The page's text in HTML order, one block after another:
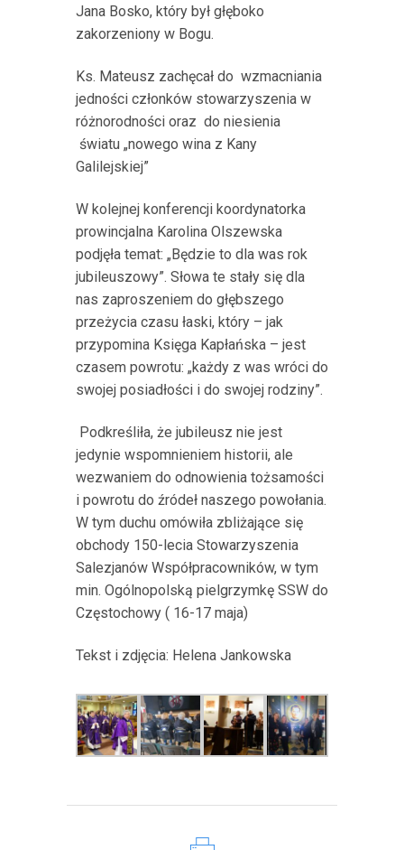
Jana Bosko, który był głęboko
zakorzeniony w Bogu.
Ks. Mateusz zachęcał do wzmacniania
jedności członków stowarzyszenia w
różnorodności oraz do niesienia
światu „nowego wina z Kany
Galilejskiej”
W kolejnej konferencji koordynatorka
prowincjalna Karolina Olszewska
podjęła temat: „Będzie to dla was rok
jubileuszowy”. Słowa te stały się dla
nas zaproszeniem do głębszego
przeżycia czasu łaski, który – jak
przypomina Księga Kapłańska – jest
czasem powrotu: „każdy z was wróci do
swojej posiadłości i do swojej rodziny”.
Podkreśliła, że jubileusz nie jest
jedynie wspomnieniem historii, ale
wezwaniem do odnowienia tożsamości
i powrotu do źródeł naszego powołania.
W tym duchu omówiła zbliżające się
obchody 150-lecia Stowarzyszenia
Salezjanów Współpracowników, w tym
min. Ogólnopolską pielgrzymkę SSW do
Częstochowy ( 16-17 maja)
Tekst i zdjęcia: Helena Jankowska